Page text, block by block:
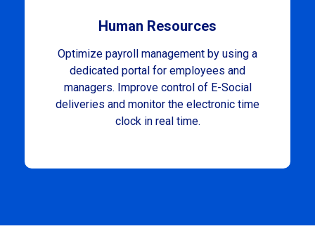
Human Resources
Optimize payroll management by using a
dedicated portal for employees and
managers. Improve control of E-Social
deliveries and monitor the electronic time
clock in real time.